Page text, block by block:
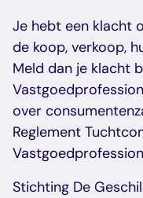
Je hebt een klacht
de koop, verkoop,
Meld dan je klacht
over
Reglement
Stichting De